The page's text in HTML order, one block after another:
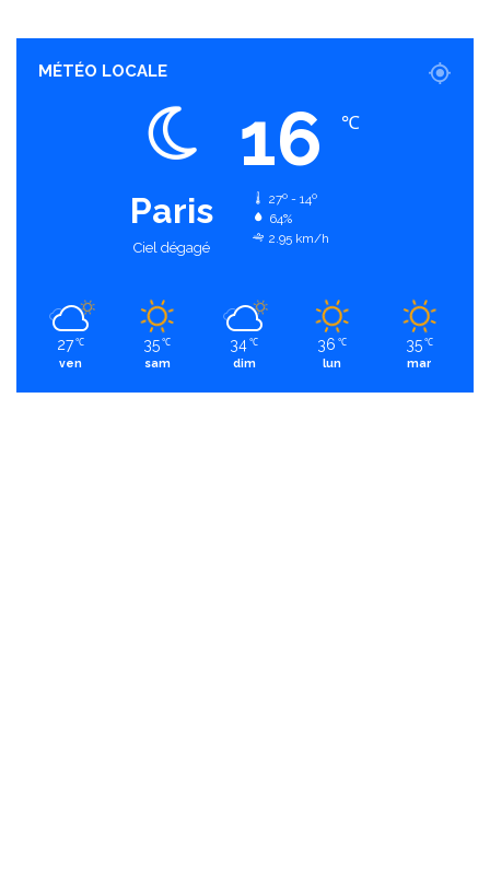
MÉTÉO LOCALE
Paris
Ciel dégagé
16 ℃
27º - 14º
64%
2.95 km/h
27 ℃
ven
35 ℃
sam
34 ℃
dim
36 ℃
lun
35 ℃
mar